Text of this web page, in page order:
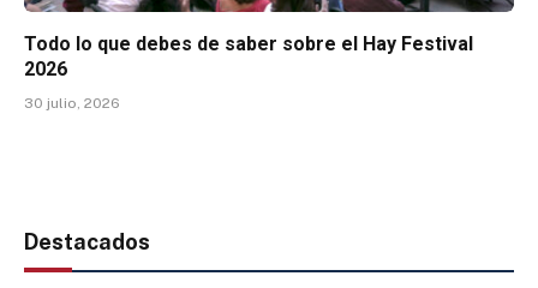
Todo lo que debes de saber sobre el Hay Festival
2026
30 julio, 2026
Destacados